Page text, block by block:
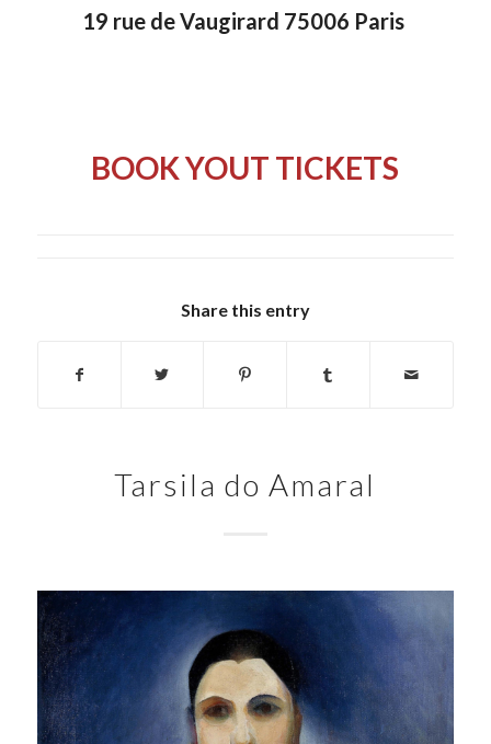
19 rue de Vaugirard 75006 Paris
BOOK YOUT TICKETS
Share this entry
Tarsila do Amaral